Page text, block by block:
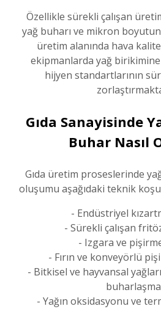
Özellikle sürekli çalışan
yağ buharı ve mikron
üretim alanında hava
ekipmanlarda yağ
hijyen standartlarının
Gıda Sanayisinde
Buhar Nasıl
Gıda üretim proseslerinde
oluşumu aşağıdaki teknik
- Endüstriyel
- Sürekli çalışan
- Izgara ve
- Fırın ve konveyörlü
- Bitkisel ve hayvansal
- Yağın oksidasyonu ve